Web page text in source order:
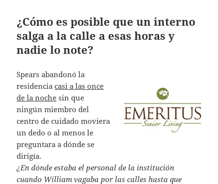
¿Cómo es posible que un interno
salga a la calle a esas horas y
nadie lo note?
Spears abandonó la
residenciacasi a las once
de la noche sin que
ningún miembro del
centro de cuidado moviera
un dedo o al menos le
preguntara a dónde se
dirigía.
¿En dónde estaba el personal de la institución
cuando William vagaba por las calles hasta que